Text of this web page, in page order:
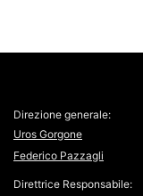
Direzione generale:
Uros Gorgone
Federico Pazzagli
Direttrice Responsabile: